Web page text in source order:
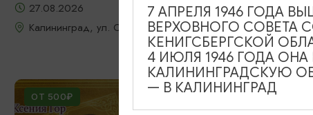
27.08.2026
Калининград, ул. Октябрьская, д. 8
ОТ 500₽
7 АПРЕЛЯ 1946 ГОДА
ВЕРХОВНОГО СОВЕТА
КЕНИГСБЕРГСКОЙ
4 ИЮЛЯ 1946 ГОДА
КАЛИНИНГРАДСКУЮ
— В КАЛИНИНГРАД